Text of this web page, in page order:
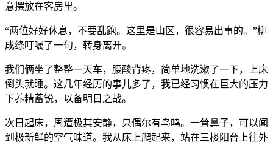
意摆放在客房里。
“两位好好休息，不要乱跑。这里是山区，很容易出事的。”柳
成绦叮嘱了一句，转身离开。
我们俩坐了整整一天车，腰酸背疼，简单地洗漱了一下，上床
倒头就睡。这几年经历的事儿多了，我已经习惯在巨大的压力
下养精蓄锐，以备明日之战。
次日起床，周遭极其安静，只偶尔有鸟鸣。一耸鼻子，可以闻
到极新鲜的空气味道。我从床上爬起来，站在三楼阳台上往外